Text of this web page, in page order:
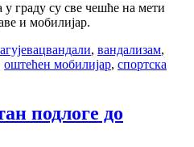
граду су све чешће на мети
и мобилијар.
вандали, вандализам,
оштећен мобилијар, спортска
подлоге до